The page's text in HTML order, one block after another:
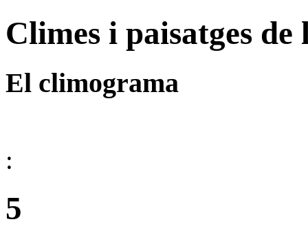
Climes i paisatges de
El climograma
:
5